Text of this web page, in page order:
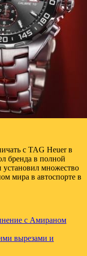
с TAG Heuer в
бренда в полной
установил множество
мира в автоспорте в
с Амираном
вырезами и